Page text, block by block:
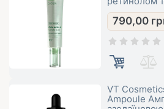
790,00
VT
Ampoule